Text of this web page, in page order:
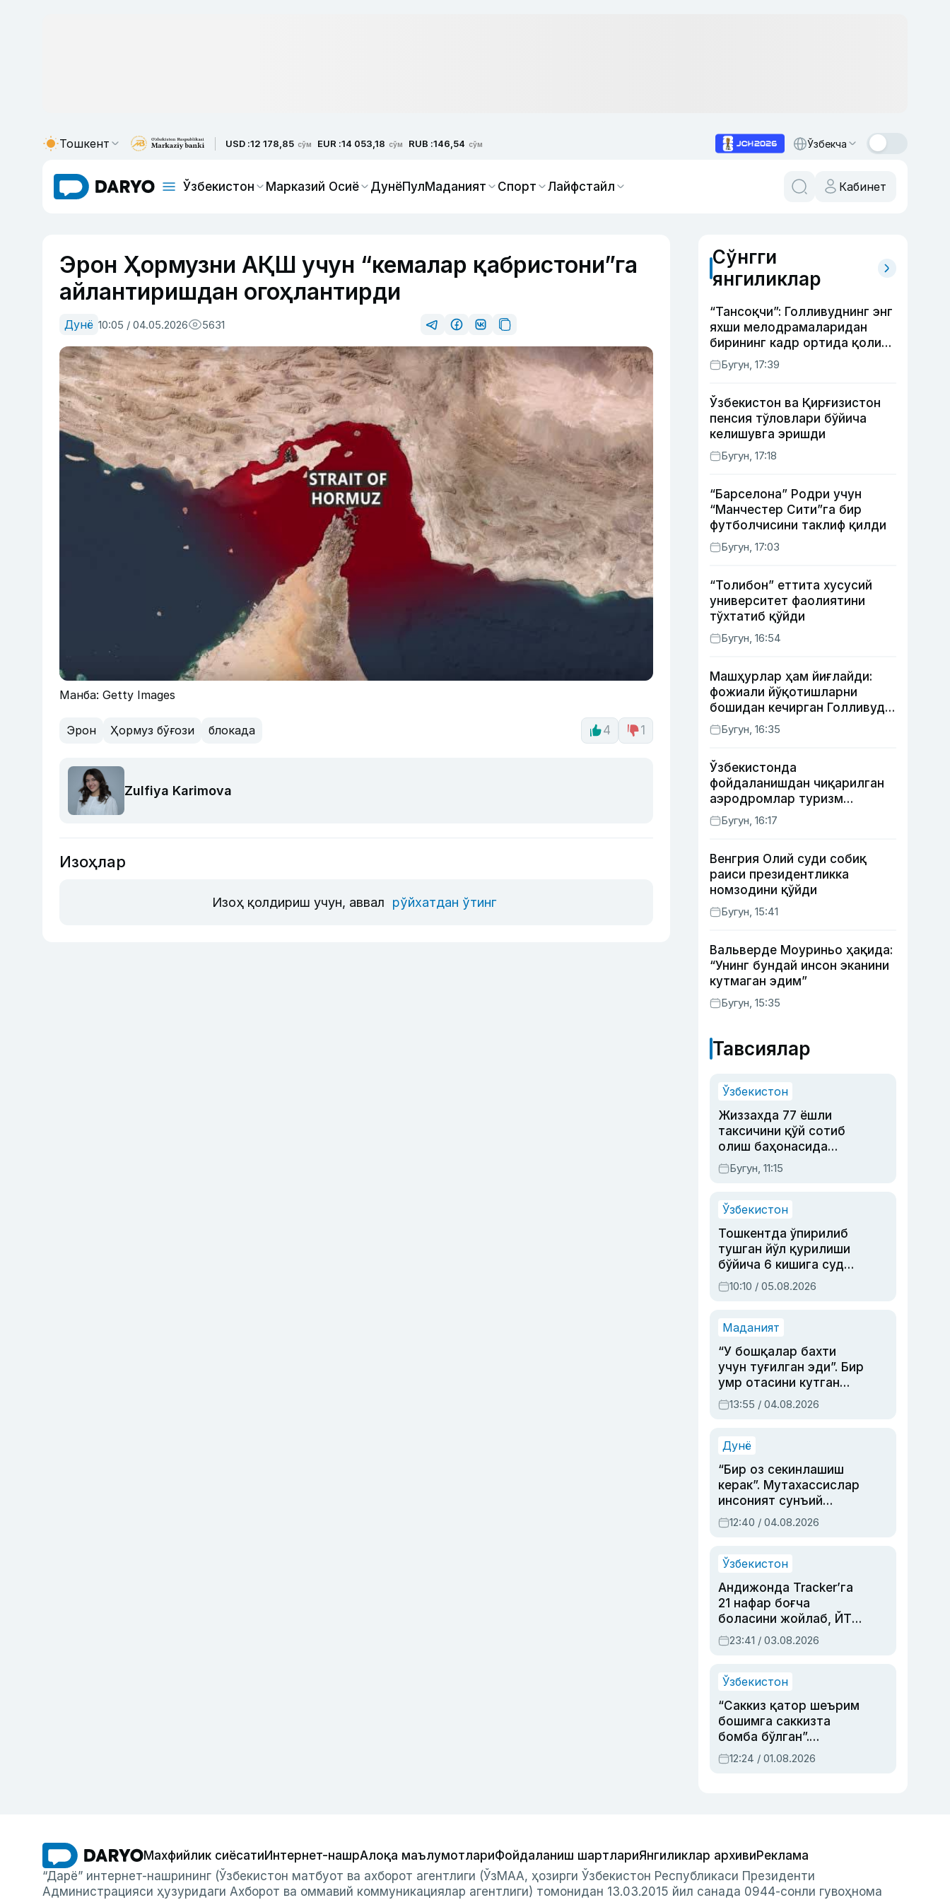
Тошкент USD :12 178,85 сўм EUR :14 053,18 сўм RUB :146,54 сўм Ўзбекча
Ўзбекистон Марказий Осиё ДунёПулМаданият Спорт Лайфстайл Кабинет
Эрон Ҳормузни АҚШ учун “кемалар қабристони”га
айлантиришдан огоҳлантирди
Дунё 10:05 / 04.05.2026 5631
Манба: Getty Images
Эрон Ҳормуз бўғози блокада 4 1
Zulfiya Karimova
Изоҳлар
Изоҳ қолдириш учун, аввал рўйхатдан ўтинг
Сўнгги
янгиликлар
“Тансоқчи”: Голливуднинг энг
яхши мелодрамаларидан
бирининг кадр ортида қолиб
кетган воқеалари
Бугун, 17:39
Ўзбекистон ва Қирғизистон
пенсия тўловлари бўйича
келишувга эришди
Бугун, 17:18
“Барселона” Родри учун
“Манчестер Сити”га бир
футболчисини таклиф қилди
Бугун, 17:03
“Толибон” еттита хусусий
университет фаолиятини
тўхтатиб қўйди
Бугун, 16:54
Машҳурлар ҳам йиғлайди:
фожиали йўқотишларни
бошидан кечирган Голливуд
юлдузлари
Бугун, 16:35
Ўзбекистонда
фойдаланишдан чиқарилган
аэродромлар туризм
мақсадида ижарага
берилиши мумкин
Бугун, 16:17
Венгрия Олий суди собиқ
раиси президентликка
номзодини қўйди
Бугун, 15:41
Вальверде Моуриньо ҳақида:
“Унинг бундай инсон эканини
кутмаган эдим”
Бугун, 15:35
Тавсиялар
Ўзбекистон
Жиззахда 77 ёшли
таксичини қўй сотиб
олиш баҳонасида
яйловга олиб бориб
ўлдирган йигит 20
Бугун, 11:15
Ўзбекистон
Тошкентда ўпирилиб
тушган йўл қурилиши
бўйича 6 кишига суд
ҳукми ўқилди
10:10 / 05.08.2026
Маданият
“У бошқалар бахти
учун туғилган эди”. Бир
умр отасини кутган
актриса ва дубльяж
устаси Римма
синовларга тўла ҳаёти
13:55 / 04.08.2026
Дунё
“Бир оз секинлашиш
керак”. Мутахассислар
инсоният сунъий
интеллектни бошқара
олмай қолишидан
12:40 / 04.08.2026
Ўзбекистон
Андижонда Tracker’га
21 нафар боғча
боласини жойлаб, ЙТҲ
содир этган аёлга суд
ҳукми ўқилди
23:41 / 03.08.2026
Ўзбекистон
“Саккиз қатор шеърим
бошимга саккизта
бомба бўлган”.
Абдулла Ориповни
сиёсий айбловлардан
12:24 / 01.08.2026
Махфийлик сиёсатиИнтернет-нашрАлоқа маълумотлариФойдаланиш шартлариЯнгиликлар архивиРеклама
“Дарё” интернет-нашрининг (Ўзбекистон матбуот ва ахборот агентлиги (ЎзМАА, ҳозирги Ўзбекистон Республикаси Президенти
Администрацияси ҳузуридаги Ахборот ва оммавий коммуникациялар агентлиги) томонидан 13.03.2015 йил санада 0944-сонли гувоҳнома